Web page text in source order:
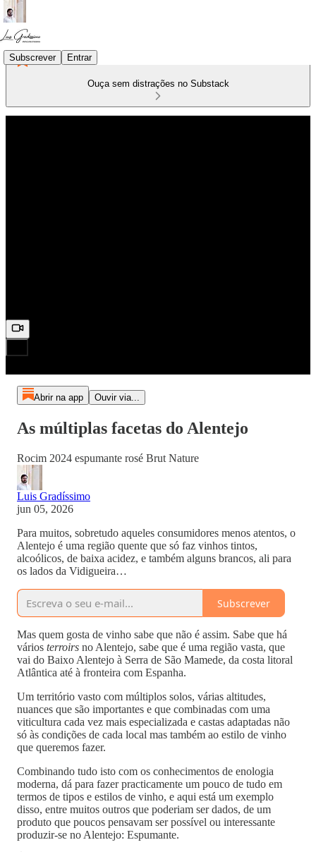
Subscrever Entrar
Ouça sem distrações no Substack
Abrir na app Ouvir via...
As múltiplas facetas do Alentejo
Rocim 2024 espumante rosé Brut Nature
Luis Gradíssimo
jun 05, 2026
Para muitos, sobretudo aqueles consumidores menos atentos, o
Alentejo é uma região quente que só faz vinhos tintos,
alcoólicos, de baixa acidez, e também alguns brancos, ali para
os lados da Vidigueira…
Subscrever
Mas quem gosta de vinho sabe que não é assim. Sabe que há
vários terroirs no Alentejo, sabe que é uma região vasta, que
vai do Baixo Alentejo à Serra de São Mamede, da costa litoral
Atlântica até à fronteira com Espanha.
Um território vasto com múltiplos solos, várias altitudes,
nuances que são importantes e que combinadas com uma
viticultura cada vez mais especializada e castas adaptadas não
só às condições de cada local mas também ao estilo de vinho
que queremos fazer.
Combinando tudo isto com os conhecimentos de enologia
moderna, dá para fazer practicamente um pouco de tudo em
termos de tipos e estilos de vinho, e aqui está um exemplo
disso, entre muitos outros que poderiam ser dados, de um
produto que poucos pensavam ser possível ou interessante
produzir-se no Alentejo: Espumante.